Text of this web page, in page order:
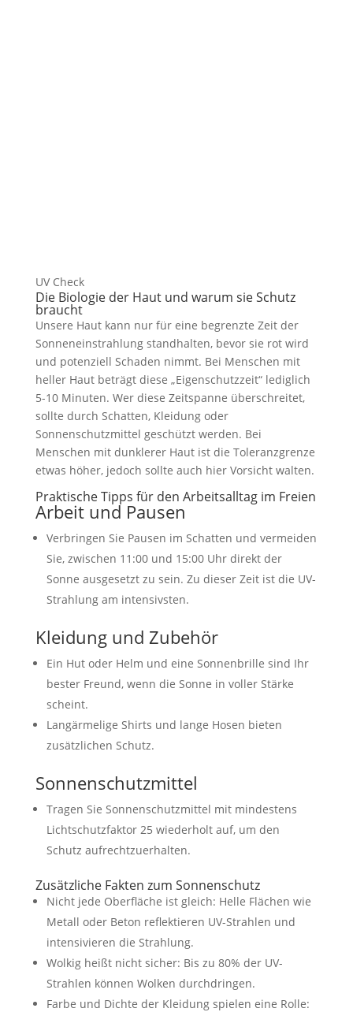
UV Check
Die Biologie der Haut und warum sie Schutz
braucht
Unsere Haut kann nur für eine begrenzte Zeit der
Sonneneinstrahlung standhalten, bevor sie rot wird
und potenziell Schaden nimmt. Bei Menschen mit
heller Haut beträgt diese „Eigenschutzzeit“ lediglich
5-10 Minuten. Wer diese Zeitspanne überschreitet,
sollte durch Schatten, Kleidung oder
Sonnenschutzmittel geschützt werden. Bei
Menschen mit dunklerer Haut ist die Toleranzgrenze
etwas höher, jedoch sollte auch hier Vorsicht walten.
Praktische Tipps für den Arbeitsalltag im Freien
Arbeit und Pausen
Verbringen Sie Pausen im Schatten und vermeiden
Sie, zwischen 11:00 und 15:00 Uhr direkt der
Sonne ausgesetzt zu sein. Zu dieser Zeit ist die UV-
Strahlung am intensivsten.
Kleidung und Zubehör
Ein Hut oder Helm und eine Sonnenbrille sind Ihr
bester Freund, wenn die Sonne in voller Stärke
scheint.
Langärmelige Shirts und lange Hosen bieten
zusätzlichen Schutz.
Sonnenschutzmittel
Tragen Sie Sonnenschutzmittel mit mindestens
Lichtschutzfaktor 25 wiederholt auf, um den
Schutz aufrechtzuerhalten.
Zusätzliche Fakten zum Sonnenschutz
Nicht jede Oberfläche ist gleich: Helle Flächen wie
Metall oder Beton reflektieren UV-Strahlen und
intensivieren die Strahlung.
Wolkig heißt nicht sicher: Bis zu 80% der UV-
Strahlen können Wolken durchdringen.
Farbe und Dichte der Kleidung spielen eine Rolle: